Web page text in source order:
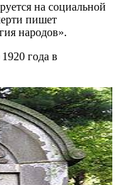
на социальной
пишет
народов».
года в